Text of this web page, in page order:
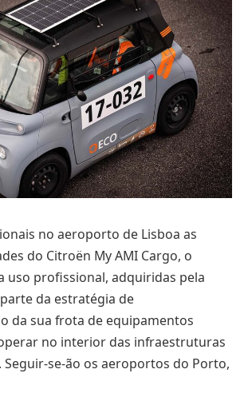
no aeroporto de Lisboa as
do Citroën My AMI Cargo, o
uso profissional, adquiridas pela
da estratégia de
da sua frota de equipamentos
no interior das infraestruturas
se-ão os aeroportos do Porto,